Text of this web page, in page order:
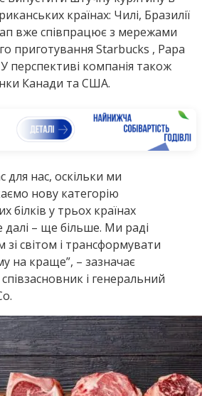
країнах: Чилі, Бразилії
вже співпрацює з мережами
приготування Starbucks , Papa
перспективі компанія також
Канади та США.
для нас, оскільки ми
нову категорію
білків у трьох країнах
далі – ще більше. Ми раді
зі світом і трансформувати
на краще”, – зазначає
і генеральний